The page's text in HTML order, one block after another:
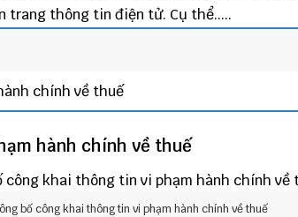
trang thông tin điện tử. Cụ thể.....
chính về thuế
hành chính về thuế
bố công khai thông tin vi phạm hành chính về thuế